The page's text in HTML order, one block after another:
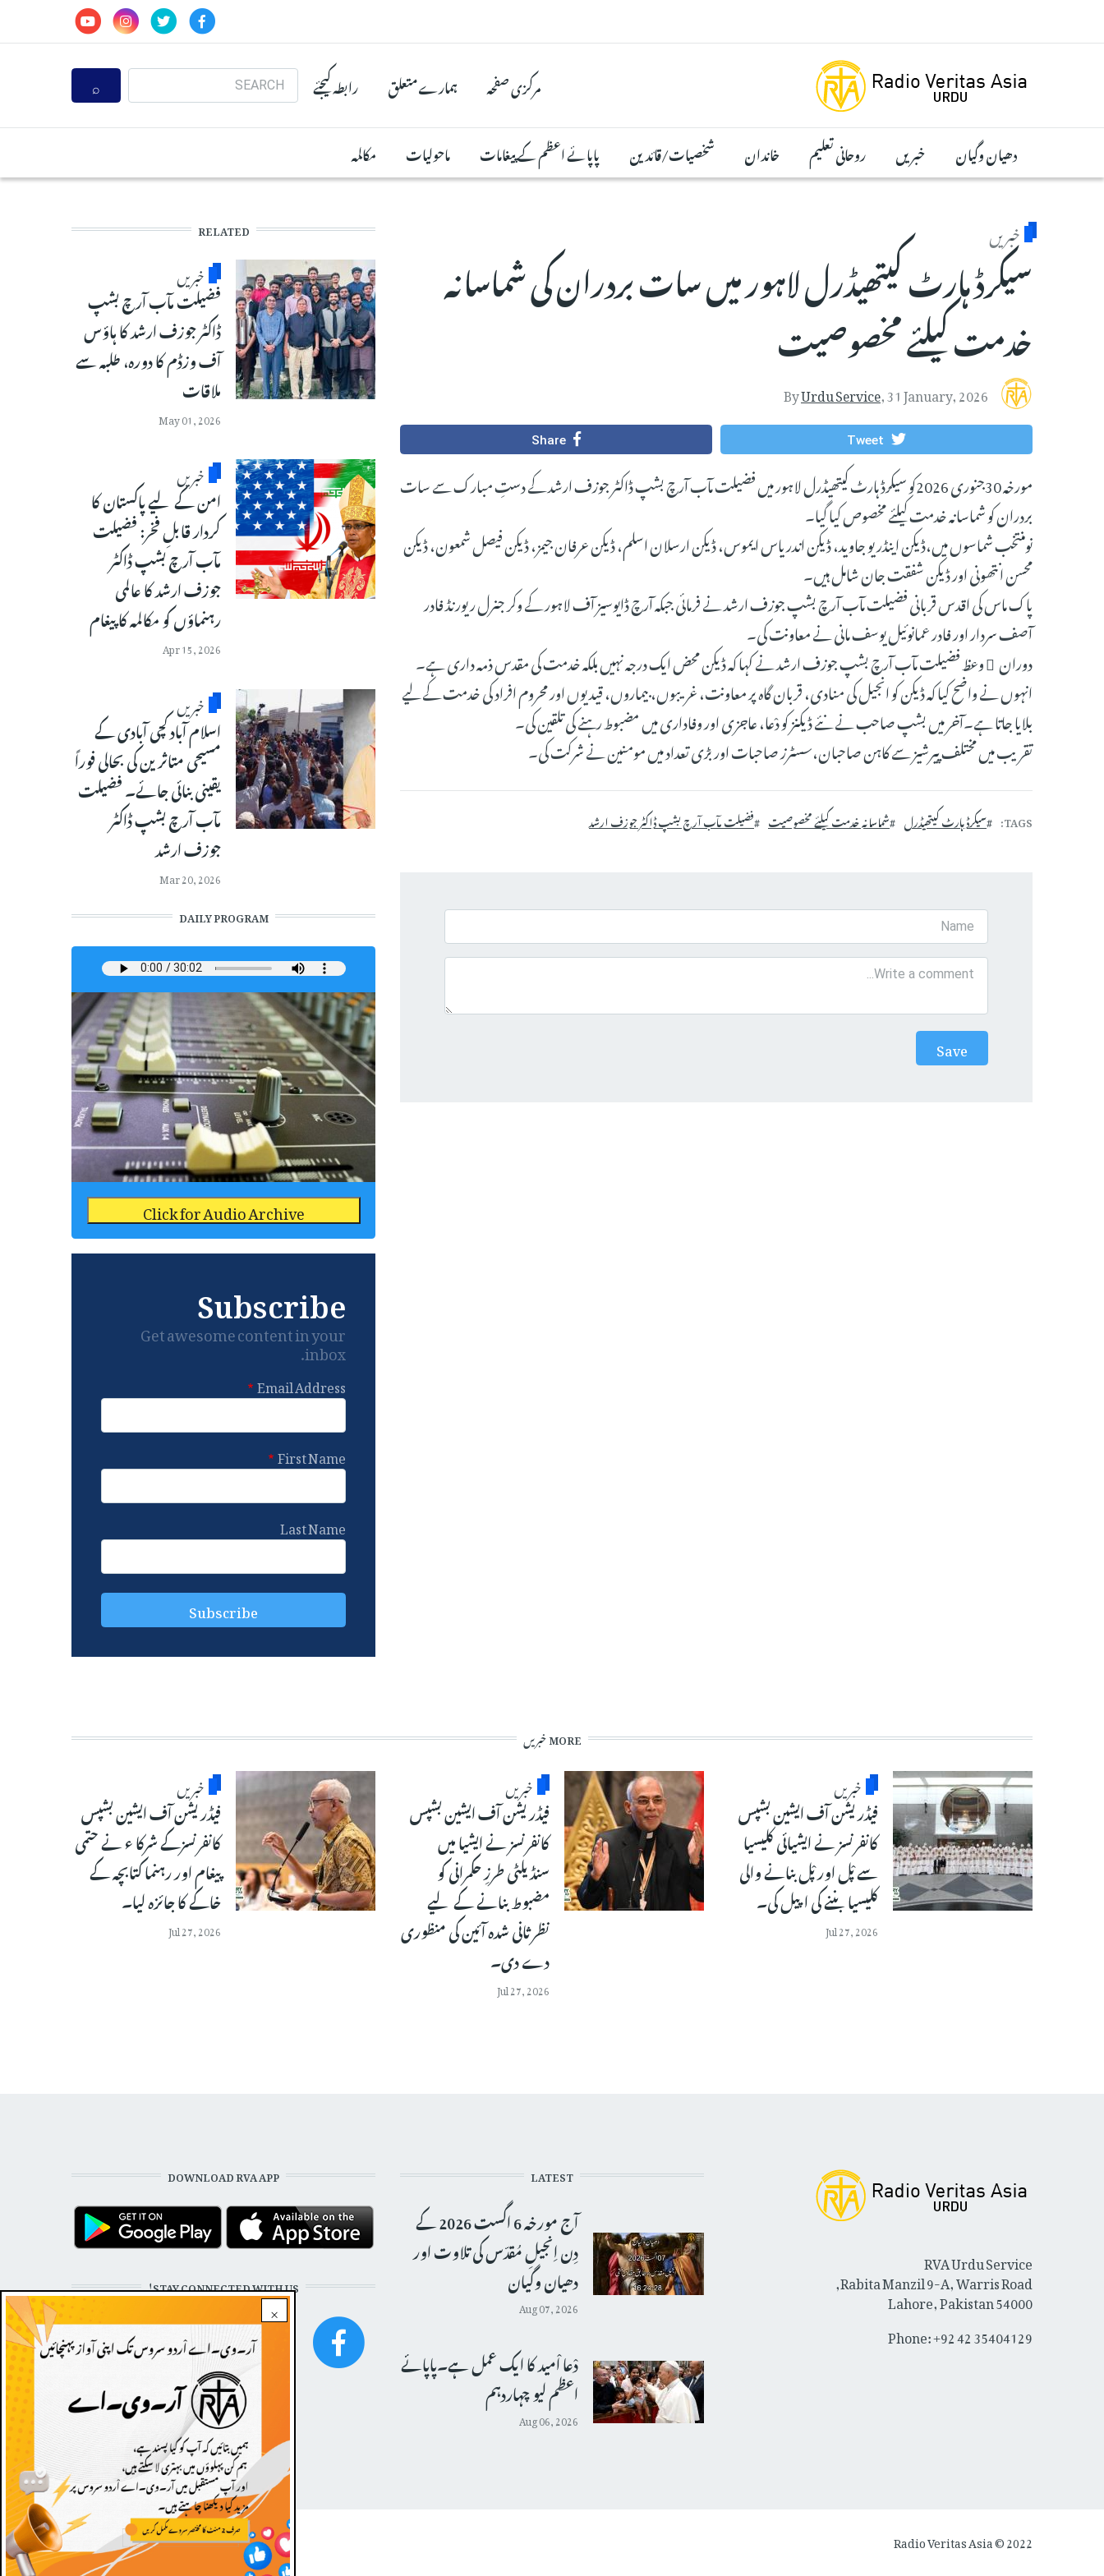
مرکزی صفحہ ہمارے متعلق رابطہ کیجئے
Search
دھیان وگیان خبریں روحانی تعلیم خاندان شخصیات/قائدین پاپائے اعظم کے پیغامات ماحولیات مکالمہ
خبریں
سیکرڈ ہارٹ کیتھیڈرل لاہور میں سات بردران کی شماسانہ
خدمت کیلئے مخصوصیت
ByUrdu Service,31 January, 2026
Tweet
Share
مورخہ 30جنوری 2026کو سیکرڈ ہارٹ کیتھیڈرل لاہور میں فضیلت مآب آرچ بشپ ڈاکٹر جوزف ارشد کے دستِ مبارک سے سات
بردران کو شماسانہ خدمت کیلئے مخصوص کیا گیا۔
نومنتخب شماسوں میں،ڈیکن اینڈریو جاوید، ڈیکن اندریاس ایموس، ڈیکن ارسلان اسلم، ڈیکن عرفان جیمز، ڈیکن فیصل شمعون، ڈیکن
محسن انتھونی اور ڈیکن شفقت جان شامل ہیں۔
پاک ماس کی اقدس قربانی فضیلت مآب آرچ بشپ جوزف ارشد نے فرمائی جبکہ آرچ ڈایوسیز آف لاہور کے وکر جنرل ریورنڈ فادر
آصف سردار اور فادر عمانوئیل یوسف مانی نے معاونت کی۔
دوران ِ وعظ فضیلت مآب آرچ بشپ جوزف ارشد نے کہا کہ ڈیکن محض ایک درجہ نہیں بلکہ خدمت کی مقدس ذمہ داری ہے۔
انہوں نے واضح کیا کہ ڈیکن کو انجیل کی منادی، قربان گاہ پر معاونت، غریبوں، بیماروں، قیدیوں اور محروم افراد کی خدمت کے لیے
بلایا جاتا ہے۔آخر میں بشپ صاحب نے نئے ڈیکنز کو دْعا، عاجزی اور وفاداری میں مضبوط رہنے کی تلقین کی۔
تقریب میں مختلف پیرشیز سے کاہن صاحبان،سسٹرز صاحبات اور بڑی تعداد میں مومنین نے شرکت کی۔
TAGS سیکرڈ ہارٹ کیتھیڈرل شماسانہ خدمت کیلئے مخصوصیت فضیلت مآب آرچ بشپ ڈاکٹر جوزف ارشد
RELATED
خبریں
فضیلت مآب آرچ بشپ
ڈاکٹر جوزف ارشد کا ہاؤس
آف وزڈم کا دورہ، طلبہ سے
ملاقات
May 01, 2026
خبریں
امن کے لیے پاکستان کا
کردار قابلِ فخر: فضیلت
مآب آرچ بشپ ڈاکٹر
جوزف ارشد کا عالمی
رہنماؤں کو مکالمہ کا پیغام
Apr 15, 2026
خبریں
اسلام آباد کچی آبادی کے
مسیحی متاثرین کی بحالی فوراً
یقینی بنائی جائے۔ فضیلت
مآب آرچ بشپ ڈاکٹر
جوزف ارشد
Mar 20, 2026
DAILY PROGRAM
Click for Audio Archive
Subscribe
Get awesome content in your
inbox.
Email Address
First Name
Last Name
MORE خبریں
خبریں
فیڈریشن آف ایشین بشپس
کانفرنسز نے ایشیائی کلیسیا
سے پْل اور پْل بنانے والی
کلیسیا بننے کی اپیل کی۔
Jul 27, 2026
خبریں
فیڈریشن آف ایشین بشپس
کانفرنسز نے ایشیا میں
سنڈیلٹی طرزِ حکمرانی کو
مضبوط بنانے کے لیے
نظرثانی شدہ آئین کی منظوری
دے دی۔
Jul 27, 2026
خبریں
فیڈریشن آف ایشین بشپس
کانفرنسزکے شرکا ء نے حتمی
پیغام اور رہنما کتابچہ کے
خاکے کا جائزہ لیا۔
Jul 27, 2026
×
RVA Urdu Service
Rabita Manzil 9-A, Warris Road,
Lahore, Pakistan 54000
Phone: +92 42 35404129
LATEST
آج مورخہ 6 اگست 2026 کے
دِن اِنجیلِ مُقدّس کی تلاوت اور
دھیان وگیان
Aug 07, 2026
دْعا اْمید کا ایک عمل ہے۔پاپائے
اعظم لیو چہاردہم
Aug 06, 2026
DOWNLOAD RVA APP
STAY CONNECTED WITH US!
Radio Veritas Asia © 2022
FOOTER
Contact
|
Dark theme